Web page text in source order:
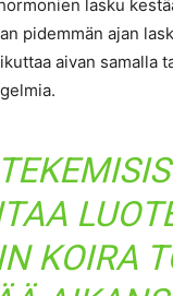
lasku
pidemmän ajan
aivan samalla
KOIRA